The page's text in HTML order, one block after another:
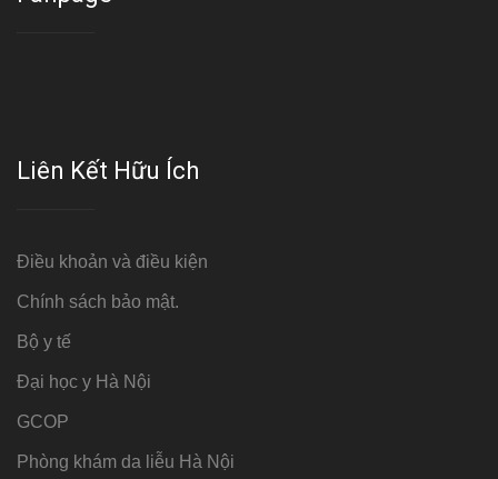
Liên Kết Hữu Ích
Điều khoản và điều kiện
Chính sách bảo mật.
Bộ y tế
Đại học y Hà Nội
GCOP
Phòng khám da liễu Hà Nội